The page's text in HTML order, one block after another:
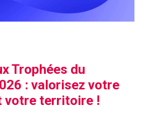
Trophées du
: valorisez votre
votre territoire !